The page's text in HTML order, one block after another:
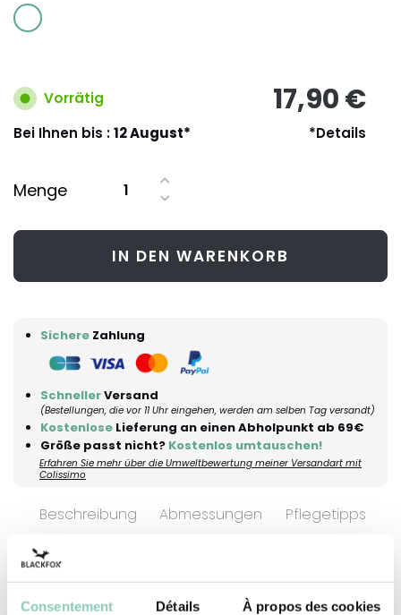
Consentement Détails À propos des cookies
Vorrätig 17,90 €
Bei Ihnen bis :12 August* *Details
Menge
IN DEN WARENKORB
Sichere Zahlung
SchnellerVersand
(Bestellungen, die vor 11 Uhr eingehen, werden am selben Tag versandt)
Kostenlose Lieferung an einen Abholpunkt ab 69€
Größe passt nicht? Kostenlos umtauschen!
Erfahren Sie mehr über die Umweltbewertung meiner Versandart mit
Colissimo
Beschreibung Abmessungen Pflegetipps
Der Strohhut JEANNE besticht durch seinen